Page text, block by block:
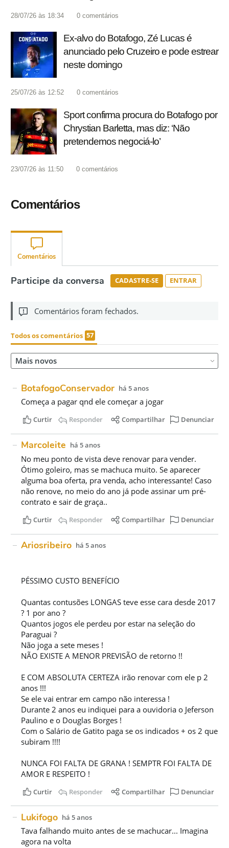
28/07/26 às 18:34 0 comentários
Ex-alvo do Botafogo, Zé Lucas é
anunciado pelo Cruzeiro e pode estrear
neste domingo
25/07/26 às 12:52 0 comentários
Sport confirma procura do Botafogo por
Chrystian Barletta, mas diz: ‘Não
pretendemos negociá-lo’
23/07/26 às 11:50 0 comentários
Comentários